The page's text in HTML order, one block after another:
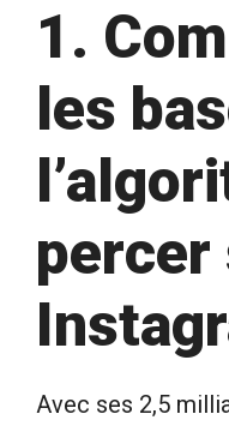
1.
les
percer
Avec ses 2,5